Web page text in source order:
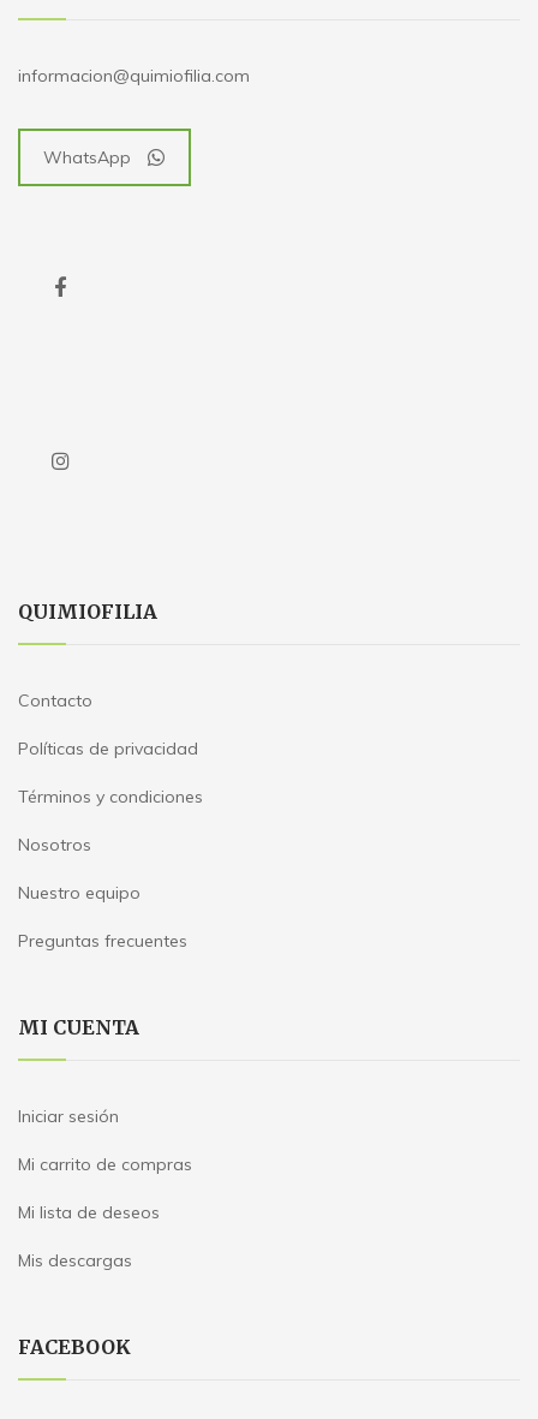
informacion@quimiofilia.com
WhatsApp
QUIMIOFILIA
Contacto
Políticas de privacidad
Términos y condiciones
Nosotros
Nuestro equipo
Preguntas frecuentes
MI CUENTA
Iniciar sesión
Mi carrito de compras
Mi lista de deseos
Mis descargas
FACEBOOK